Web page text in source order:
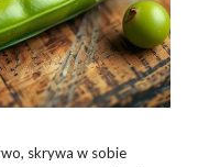
skrywa w sobie